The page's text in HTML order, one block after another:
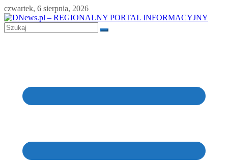
Skip
to
content
czwartek, 6 sierpnia, 2026